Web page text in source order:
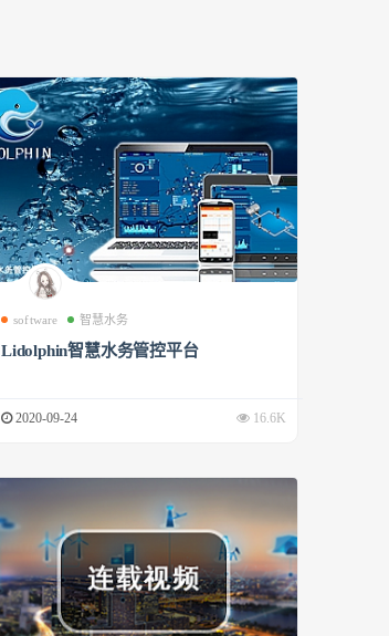
software 智慧水务
Lidolphin智慧水务管控平台
2020-09-24 16.6K